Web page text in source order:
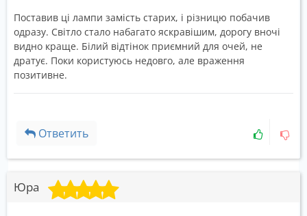
Поставив ці лампи замість старих, і різницю побачив
одразу. Світло стало набагато яскравішим, дорогу вночі
видно краще. Білий відтінок приємний для очей, не
дратує. Поки користуюсь недовго, але враження
позитивне.
Ответить
Юра